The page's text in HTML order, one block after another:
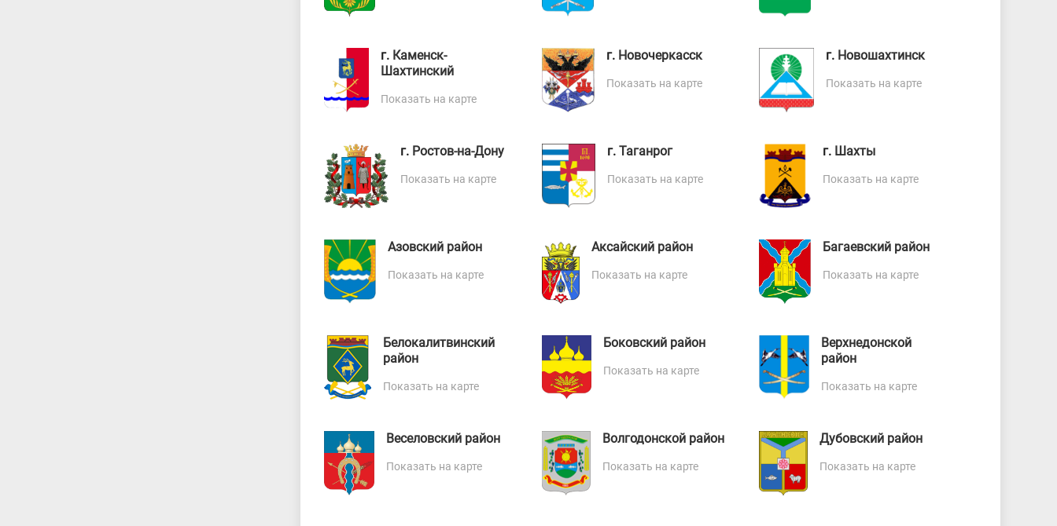
г. Каменск-
Шахтинский
Показать на карте
г. Новочеркасск
Показать на карте
г. Новошахтинск
Показать на карте
г. Ростов-на-Дону
Показать на карте
г. Таганрог
Показать на карте
г. Шахты
Показать на карте
Азовский район
Показать на карте
Аксайский район
Показать на карте
Багаевский район
Показать на карте
Белокалитвинский
район
Показать на карте
Боковский район
Показать на карте
Верхнедонской
район
Показать на карте
Веселовский район
Показать на карте
Волгодонской район
Показать на карте
Дубовский район
Показать на карте